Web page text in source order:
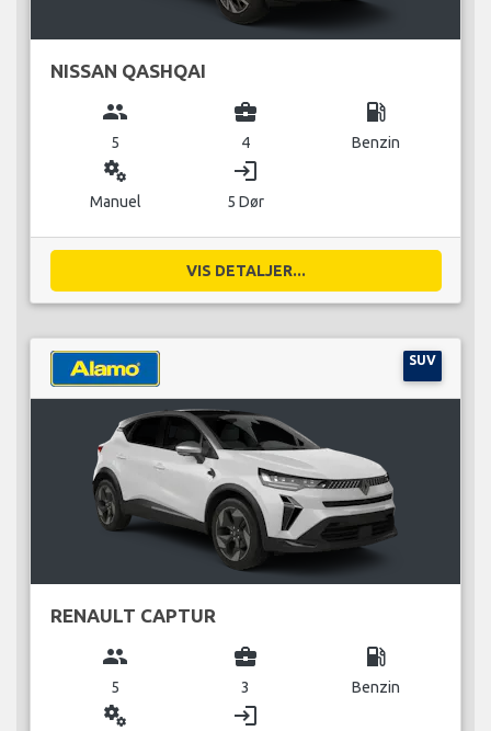
NISSAN QASHQAI
group
5
business_center
4
local_gas_station
Benzin
miscellaneous_services
Manuel
login
5 Dør
VIS DETALJER...
SUV
RENAULT CAPTUR
group
5
business_center
3
local_gas_station
Benzin
miscellaneous_services login